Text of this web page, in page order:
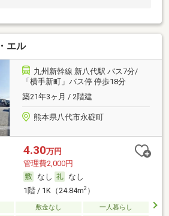
エル
九州新幹線 新八代駅 バス7分/
「横手新町」バス停 停歩18分
築21年3ヶ月 / 2階建
熊本県八代市永碇町
4.30万円
管理費2,000円
なし
なし
1階 / 1K（24.84m2）
敷金なし
一人暮らし